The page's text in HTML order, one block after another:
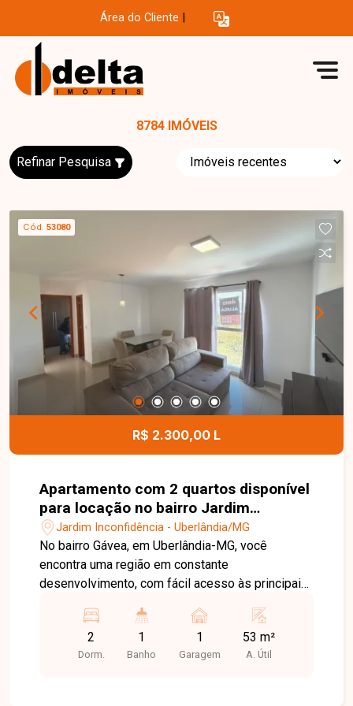
Área do Cliente
8784 IMÓVEIS
Refinar Pesquisa
Cód. 53080
R$ 2.300,00 L
Apartamento com 2 quartos disponível
para locação no bairro Jardim
Inconfidência em Uberlândia-MG
Jardim Inconfidência - Uberlândia/MG
No bairro Gávea, em Uberlândia-MG, você
encontra uma região em constante
desenvolvimento, com fácil acesso às principais
supermercados, escolas, farmácias e diversos
comércios, proporcionando praticidade e
qualidade de vida. Apartamento disponível para
2
Dorm.
1
Banho
1
Garagem
53 m²
A. Útil